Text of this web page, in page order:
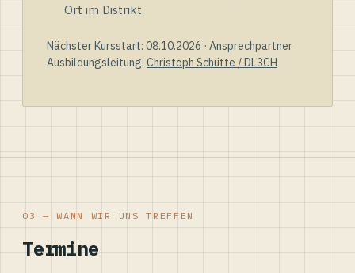
Ort im Distrikt.
Nächster Kursstart: 08.10.2026 · Ansprechpartner
Ausbildungsleitung: Christoph Schütte / DL3CH
03 — WANN WIR UNS TREFFEN
Termine